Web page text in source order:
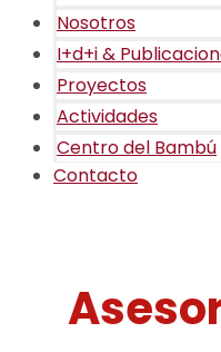
Nosotros
I+d+i &
Proyectos
Actividades
Centro del Bambú
Contacto